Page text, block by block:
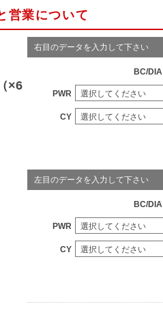
営業について
×6
右目のデータを入力して下さい
BC/DIA
PWR
CY
左目のデータを入力して下さい
BC/DIA
PWR
CY